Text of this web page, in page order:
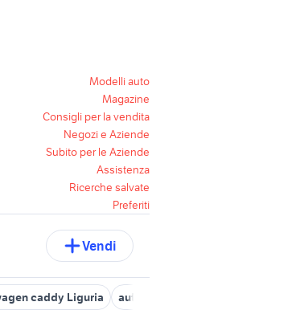
Modelli auto
Magazine
Consigli per la vendita
Negozi e Aziende
Subito per le Aziende
Assistenza
Ricerche salvate
Preferiti
Vendi
caddy Liguria auto citroen c4 cactus Liguria